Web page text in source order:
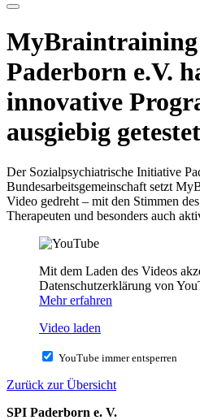
MyBraintraining
Paderborn e.V.
innovative
ausgiebig
Der Sozialpsychiatrische Initiative
Bundesarbeitsgemeinschaft setzt
Video gedreht – mit den Stimmen
Therapeuten und besonders auch
Mit dem Laden des Videos
Datenschutzerklärung von
Mehr erfahren
Video laden
YouTube immer entsperren
Zurück zur Übersicht
SPI Paderborn e. V.